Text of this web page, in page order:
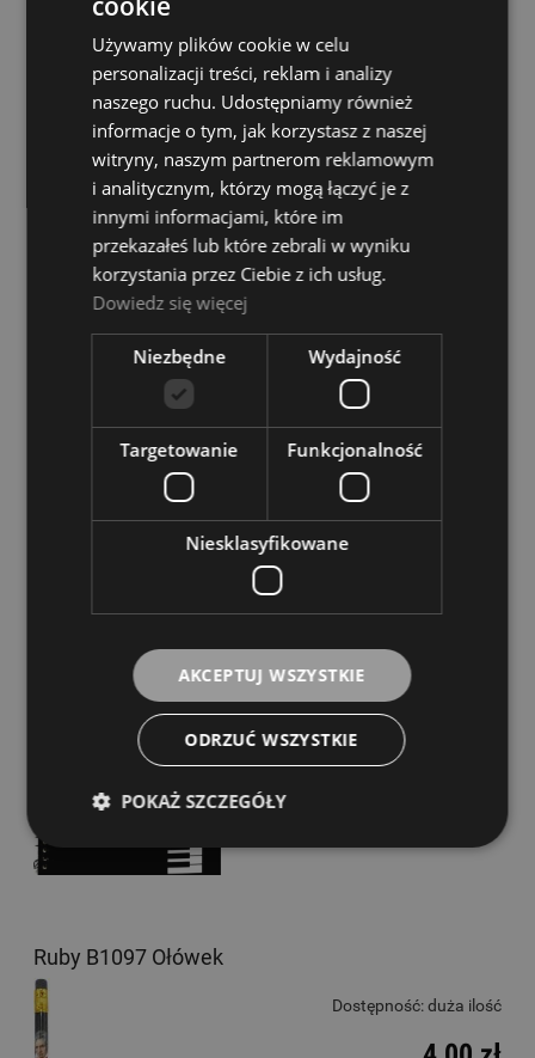
Dostępność:
25,00 zł
DO KOSZYKA
Ruby V1004 Balon
Dostępność:
1,00 zł
Ruby MG40 Zeszyt nutowy
Dostępność:
DO KOSZYKA
Ruby B1097 Ołówek
Dostępność:duża ilość
Używamy plików cookie w celu
personalizacji treści, reklam i analizy
naszego ruchu. Udostępniamy również
informacje o tym, jak korzystasz z naszej
witryny, naszym partnerom reklamowym
i analitycznym, którzy mogą łączyć je z
innymi informacjami, które im
przekazałeś lub które zebrali w wyniku
korzystania przez Ciebie z ich usług.
Dowiedz się więcej
Niezbędne Wydajność
Targetowanie Funkcjonalność
Niesklasyfikowane
AKCEPTUJ WSZYSTKIE
ODRZUĆ WSZYSTKIE
POKAŻ SZCZEGÓŁY